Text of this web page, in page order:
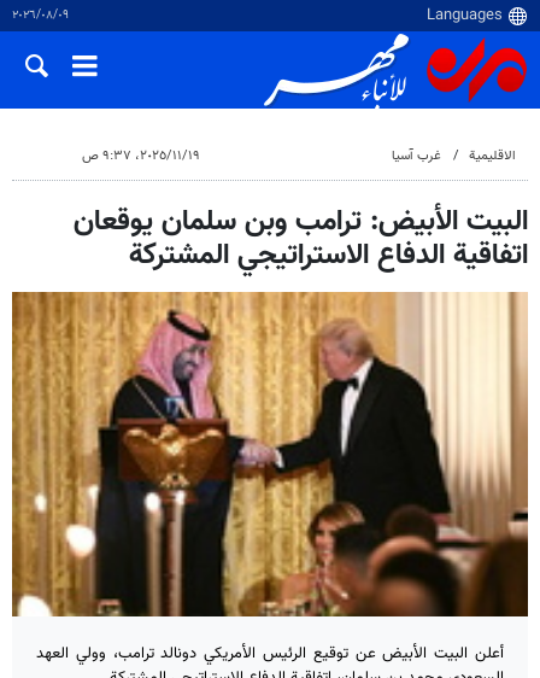
٠٩‏/٠٨‏/٢٠٢٦
الاقلیمیة غرب آسیا ١٩‏/١١‏/٢٠٢٥، ٩:٣٧ ص
البيت الأبيض: ترامب وبن سلمان يوقعان
اتفاقية الدفاع الاستراتيجي المشتركة
أعلن البيت الأبيض عن توقيع الرئيس الأمريكي دونالد ترامب، وولي العهد